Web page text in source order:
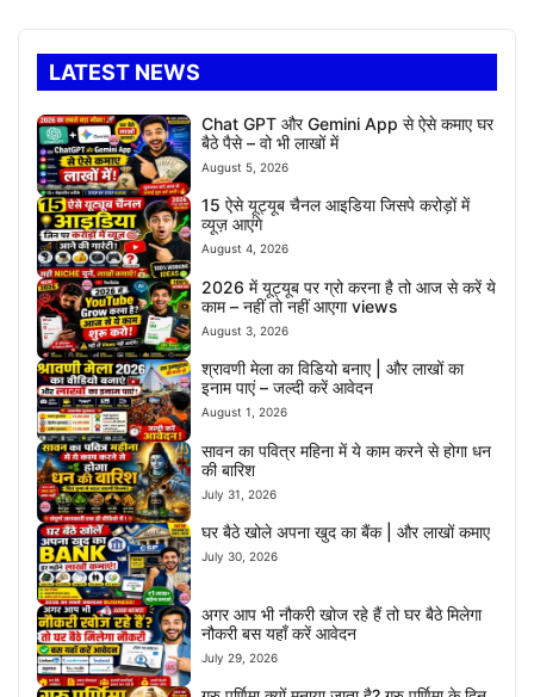
LATEST NEWS
Chat GPT और Gemini App से ऐसे कमाए घर
बैठे पैसे – वो भी लाखों में
August 5, 2026
15 ऐसे यूट्यूब चैनल आइडिया जिसपे करोड़ों में
व्यूज़ आएंगे
August 4, 2026
2026 में यूट्यूब पर ग्रो करना है तो आज से करें ये
काम – नहीं तो नहीं आएगा views
August 3, 2026
श्रावणी मेला का विडियो बनाए | और लाखों का
इनाम पाएं – जल्दी करें आवेदन
August 1, 2026
सावन का पवित्र महिना में ये काम करने से होगा धन
की बारिश
July 31, 2026
घर बैठे खोले अपना खुद का बैंक | और लाखों कमाए
July 30, 2026
अगर आप भी नौकरी खोज रहे हैं तो घर बैठे मिलेगा
नौकरी बस यहाँ करें आवेदन
July 29, 2026